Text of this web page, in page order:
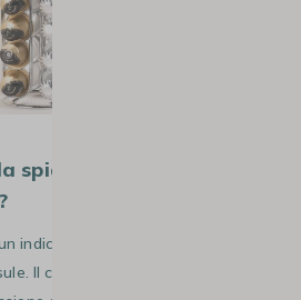
spia arancione di
indicatore di decalcificazione che
Il conteggio di una capsula